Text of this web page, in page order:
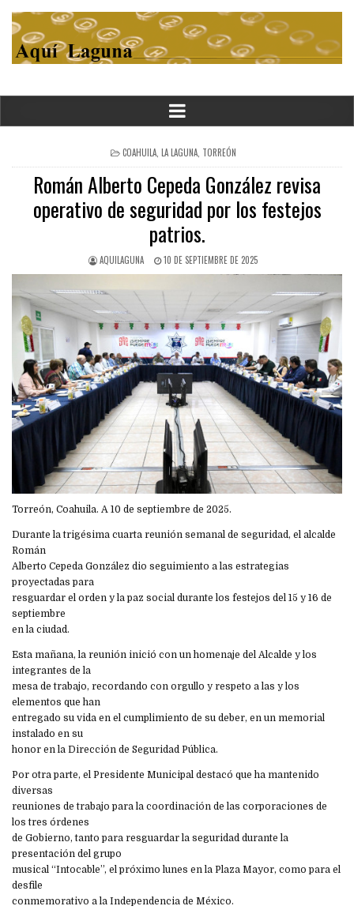
POSTED
IN
COAHUILA, LA LAGUNA, TORREÓN
Román Alberto Cepeda González revisa
operativo de seguridad por los festejos
patrios.
AQUILAGUNA 10 DE SEPTIEMBRE DE 2025
Torreón, Coahuila. A 10 de septiembre de 2025.
Durante la trigésima cuarta reunión semanal de seguridad, el alcalde
Román
Alberto Cepeda González dio seguimiento a las estrategias
proyectadas para
resguardar el orden y la paz social durante los festejos del 15 y 16 de
septiembre
en la ciudad.
Esta mañana, la reunión inició con un homenaje del Alcalde y los
integrantes de la
mesa de trabajo, recordando con orgullo y respeto a las y los
elementos que han
entregado su vida en el cumplimiento de su deber, en un memorial
instalado en su
honor en la Dirección de Seguridad Pública.
Por otra parte, el Presidente Municipal destacó que ha mantenido
diversas
reuniones de trabajo para la coordinación de las corporaciones de
los tres órdenes
de Gobierno, tanto para resguardar la seguridad durante la
presentación del grupo
musical “Intocable”, el próximo lunes en la Plaza Mayor, como para el
desfile
conmemorativo a la Independencia de México.